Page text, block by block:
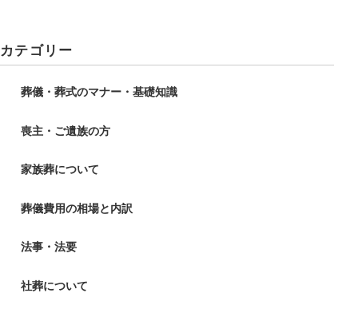
カテゴリー
葬儀・葬式のマナー・基礎知識
喪主・ご遺族の方
家族葬について
葬儀費用の相場と内訳
法事・法要
社葬について